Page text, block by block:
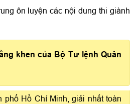
ôn luyện các nội dung thi giành
khen của Bộ Tư lệnh Quân
phố Hồ Chí Minh, giải nhất toàn